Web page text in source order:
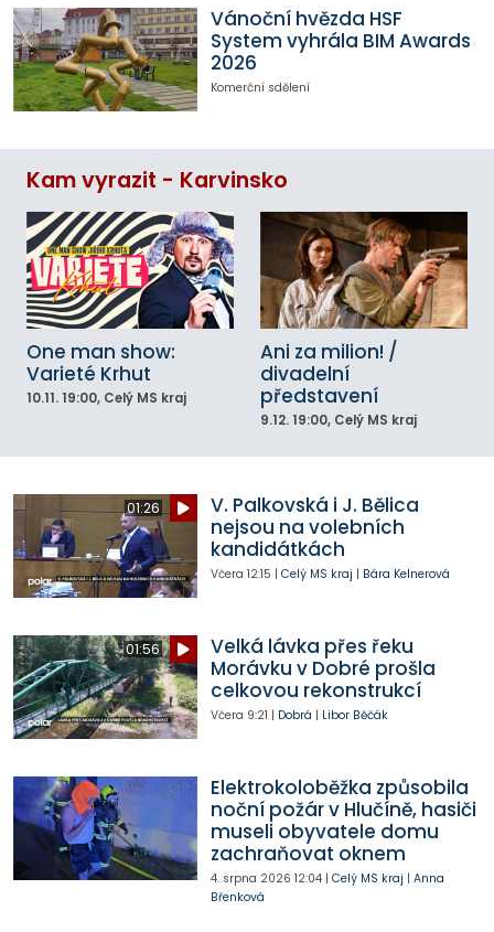
Vánoční hvězda HSF
System vyhrála BIM Awards
2026
Komerční sdělení
Kam vyrazit - Karvinsko
One man show:
Varieté Krhut
10.11. 19:00, Celý MS kraj
Ani za milion! /
divadelní
představení
9.12. 19:00, Celý MS kraj
01:26
V. Palkovská i J. Bělica
nejsou na volebních
kandidátkách
Včera 12:15 | Celý MS kraj | Bára Kelnerová
01:56
Velká lávka přes řeku
Morávku v Dobré prošla
celkovou rekonstrukcí
Včera 9:21 | Dobrá | Libor Běčák
Elektrokoloběžka způsobila
noční požár v Hlučíně, hasiči
museli obyvatele domu
zachraňovat oknem
4. srpna 2026 12:04| Celý MS kraj | Anna
Břenková